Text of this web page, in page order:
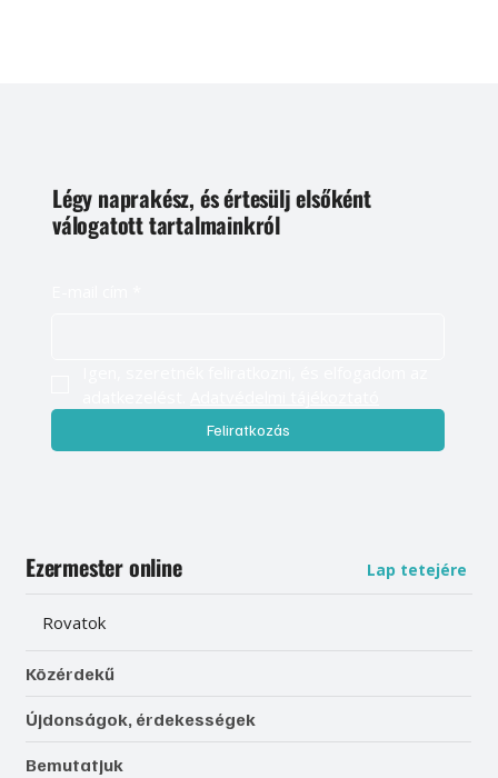
Légy naprakész, és értesülj elsőként
válogatott tartalmainkról
Feliratkozás
Ezermester online Lap tetejére
Rovatok
Közérdekű
Újdonságok, érdekességek
Bemutatjuk